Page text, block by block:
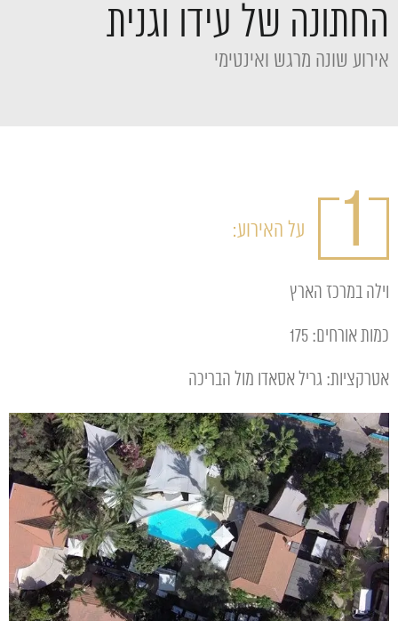
החתונה של עידו וגנית
אירוע שונה מרגש ואינטימי
1 על האירוע:
וילה במרכז הארץ
כמות אורחים: 175
אטרקציות: גריל אסאדו מול הבריכה